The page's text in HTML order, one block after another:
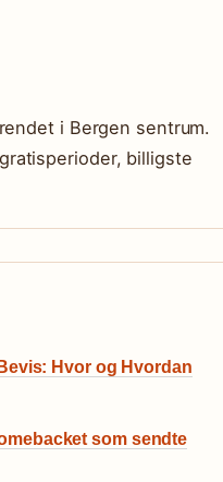
i Bergen sentrum.
billigste
Hvor og Hvordan
som sendte